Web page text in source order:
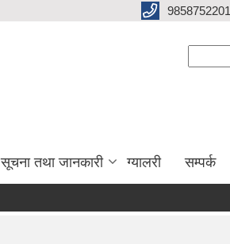
9858752201
सूचना तथा जानकारी ग्यालरी सम्पर्क